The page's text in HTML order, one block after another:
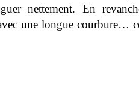
nettement. En
une longue courbure…